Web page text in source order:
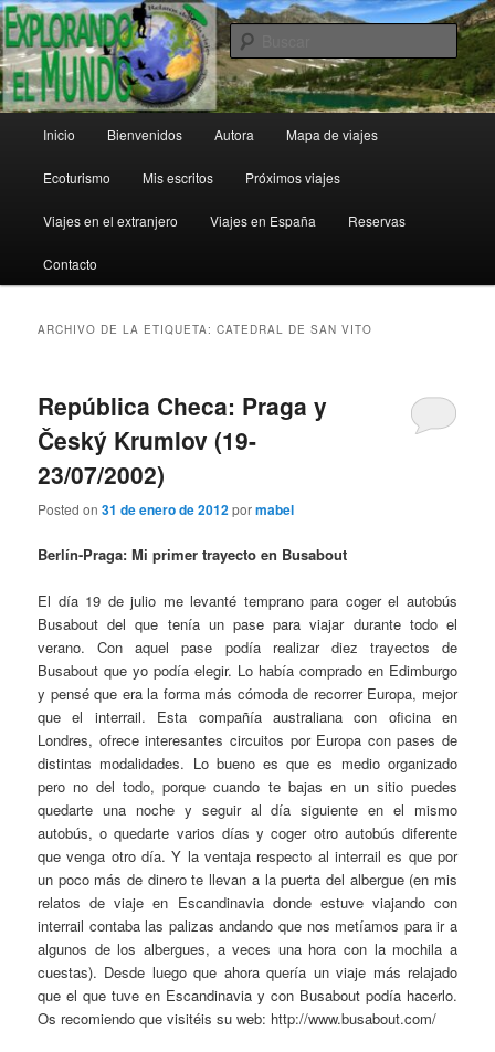
Ir
al
contenido
principal
Ir
al
contenido
secundarioExplorando el Mundo
principal
Inicio Bienvenidos Autora Mapa de viajes
Ecoturismo Mis escritos Próximos viajes
Viajes en el extranjero Viajes en España Reservas
Contacto
ARCHIVO DE LA ETIQUETA:CATEDRAL DE SAN VITO
República Checa: Praga y
Český Krumlov (19-
23/07/2002)
Posted on31 de enero de 2012pormabel
Berlín-Praga: Mi primer trayecto en Busabout
El día 19 de julio me levanté temprano para coger el autobús
Busabout del que tenía un pase para viajar durante todo el
verano. Con aquel pase podía realizar diez trayectos de
Busabout que yo podía elegir. Lo había comprado en Edimburgo
y pensé que era la forma más cómoda de recorrer Europa, mejor
que el interrail. Esta compañía australiana con oficina en
Londres, ofrece interesantes circuitos por Europa con pases de
distintas modalidades. Lo bueno es que es medio organizado
pero no del todo, porque cuando te bajas en un sitio puedes
quedarte una noche y seguir al día siguiente en el mismo
autobús, o quedarte varios días y coger otro autobús diferente
que venga otro día. Y la ventaja respecto al interrail es que por
un poco más de dinero te llevan a la puerta del albergue (en mis
relatos de viaje en Escandinavia donde estuve viajando con
interrail contaba las palizas andando que nos metíamos para ir a
algunos de los albergues, a veces una hora con la mochila a
cuestas). Desde luego que ahora quería un viaje más relajado
que el que tuve en Escandinavia y con Busabout podía hacerlo.
Os recomiendo que visitéis su web: http://www.busabout.com/